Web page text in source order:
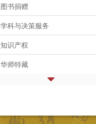
图书捐赠
学科与决策服务
知识产权
华师特藏